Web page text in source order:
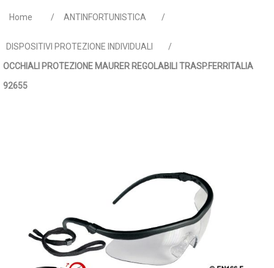
Home / ANTINFORTUNISTICA /
DISPOSITIVI PROTEZIONE INDIVIDUALI
/
OCCHIALI PROTEZIONE MAURER REGOLABILI TRASP.FERRITALIA
92655